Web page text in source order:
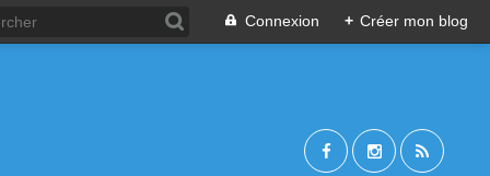
Connexion + Créer mon blog